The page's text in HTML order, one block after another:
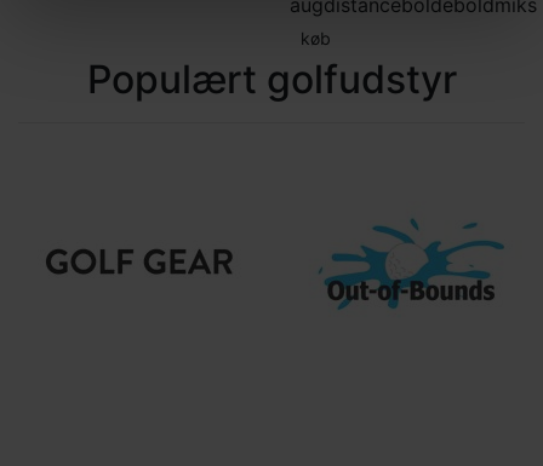
augdistanceboldeboldmiks
køb
Populært golfudstyr